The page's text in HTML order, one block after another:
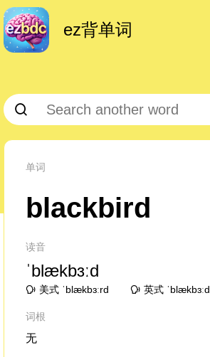
ez背单词
单词
blackbird
读音
ˈblækbɜːd
美式 ˈblækbɜːrd 英式 ˈblækbɜːd
词根
无